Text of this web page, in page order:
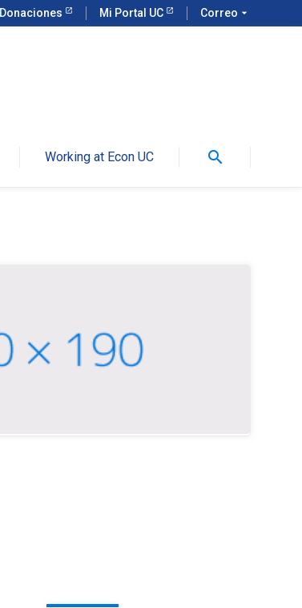
Donaciones Mi Portal UC Correo arrow_drop_down
Working at Econ UC search